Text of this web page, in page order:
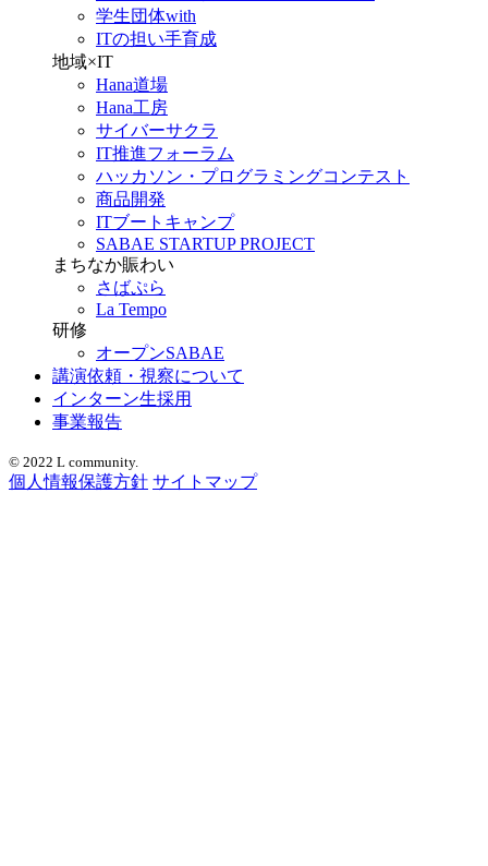
学生団体with
ITの担い手育成
地域×IT
Hana道場
Hana工房
サイバーサクラ
IT推進フォーラム
ハッカソン・プログラミングコンテスト
商品開発
ITブートキャンプ
SABAE STARTUP PROJECT
まちなか賑わい
さばぷら
La Tempo
研修
オープンSABAE
講演依頼・視察について
インターン生採用
事業報告
© 2022 L community.
個人情報保護方針 サイトマップ